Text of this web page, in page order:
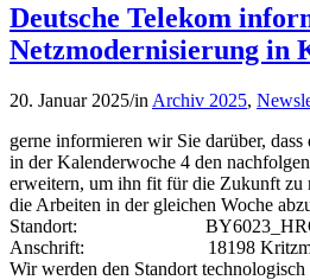
Deutsche Telekom
Netzmodernisierung in
20. Januar 2025/in Archiv 2025,
gerne informieren wir Sie darüber,
in der Kalenderwoche 4 den
erweitern, um ihn fit für die Zukunft zu
die Arbeiten in der gleichen Woche
Standort: BY6023_HRO/
Anschrift: 18198 Kritzmow,
Wir werden den Standort